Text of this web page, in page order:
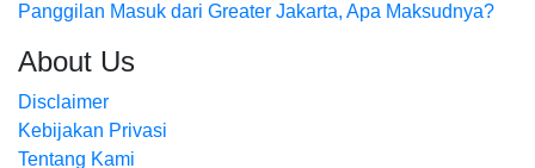
Panggilan Masuk dari Greater Jakarta, Apa Maksudnya?
About Us
Disclaimer
Kebijakan Privasi
Tentang Kami